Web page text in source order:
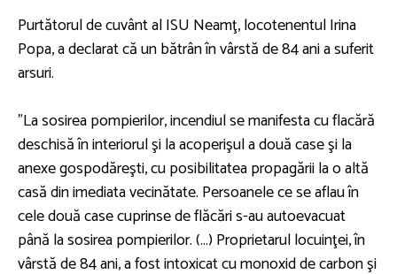
Purtătorul de cuvânt al ISU Neamţ, locotenentul Irina
Popa, a declarat că un bătrân în vârstă de 84 ani a suferit
arsuri.
"La sosirea pompierilor, incendiul se manifesta cu flacără
deschisă în interiorul şi la acoperişul a două case şi la
anexe gospodăreşti, cu posibilitatea propagării la o altă
casă din imediata vecinătate. Persoanele ce se aflau în
cele două case cuprinse de flăcări s-au autoevacuat
până la sosirea pompierilor. (...) Proprietarul locuinţei, în
vârstă de 84 ani, a fost intoxicat cu monoxid de carbon şi